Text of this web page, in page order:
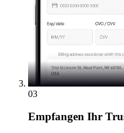
03
Empfangen Ihr